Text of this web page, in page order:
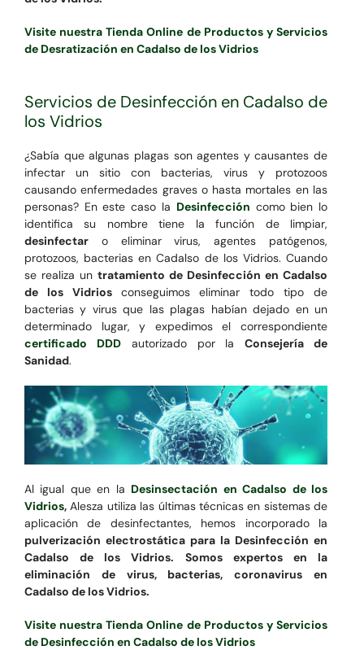
Visite nuestra Tienda Online de Productos y Servicios
de Desratización en Cadalso de los Vidrios
Servicios de Desinfección en Cadalso de
los Vidrios
¿Sabía que algunas plagas son agentes y causantes de
infectar un sitio con bacterias, virus y protozoos
causando enfermedades graves o hasta mortales en las
personas? En este caso la Desinfección como bien lo
identifica su nombre tiene la función de limpiar,
desinfectaro eliminar virus, agentes patógenos,
protozoos, bacterias en Cadalso de los Vidrios. Cuando
se realiza un tratamiento de Desinfección en Cadalso
de los Vidrios conseguimos eliminar todo tipo de
bacterias y virus que las plagas habían dejado en un
determinado lugar, y expedimos el correspondiente
certificado DDDautorizado por laConsejería de
Sanidad.
Al igual que en la Desinsectación en Cadalso de los
Vidrios,Alesza utiliza las últimas técnicas en sistemas de
aplicación de desinfectantes, hemos incorporado la
pulverización electrostática para la Desinfección en
Cadalso de los Vidrios. Somos expertos en la
eliminación de virus, bacterias, coronavirus en
Cadalso de los Vidrios.
Visite nuestra Tienda Online de Productos y Servicios
de Desinfección en Cadalso de los Vidrios